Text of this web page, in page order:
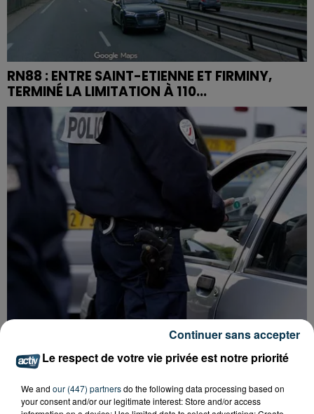
RN88 : ENTRE SAINT-ETIENNE ET FIRMINY,
TERMINÉ LA LIMITATION À 110...
VOLEURS ARRÊTÉS À...
Le respect de votre vie privée est notre priorité
We and our (447) partnersdo the following data processing based on
your consent and/or our legitimate interest: Store and/or access
Continuer sans accepter